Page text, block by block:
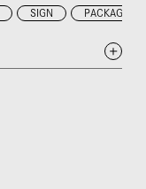
SIGN PACKAGE